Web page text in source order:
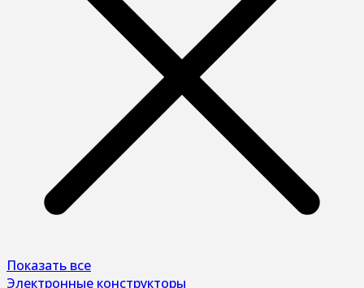
Показать все
Электронные конструкторы